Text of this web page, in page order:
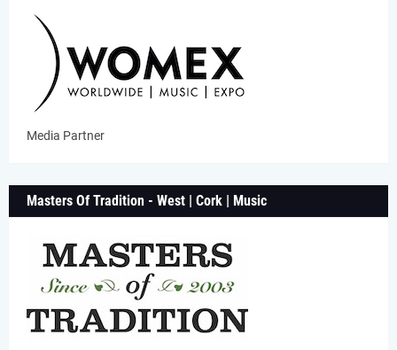
Media Partner
Masters Of Tradition - West | Cork | Music